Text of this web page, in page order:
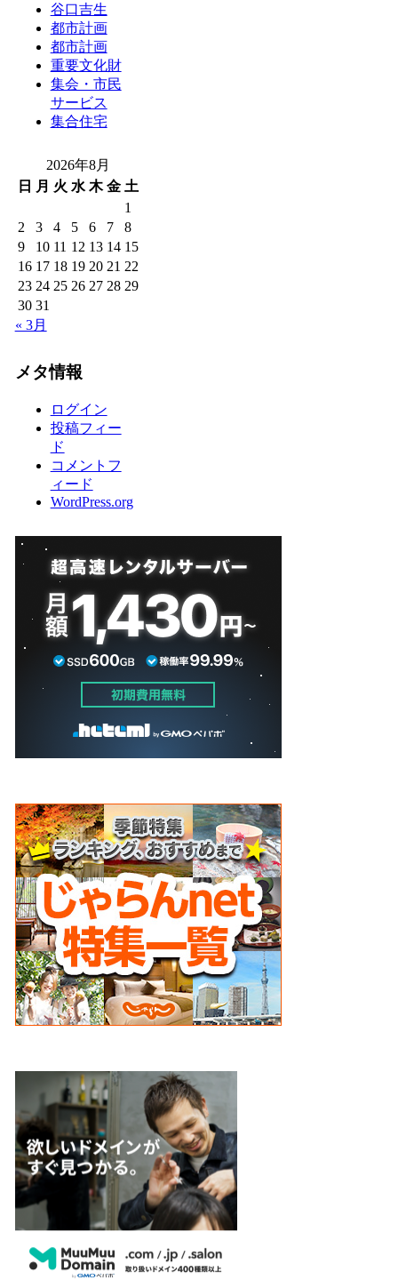
谷口吉生
都市計画
都市計画
重要文化財
集会・市民
サービス
集合住宅
2026年8月
日 月 火 水 木 金 土
1
2
3 4 5 6 7
8
9
10 11 12 13 14 15
16 17 18 19 20 21 22
23 24 25 26 27 28 29
30 31
« 3月
メタ情報
ログイン
投稿フィー
ド
コメントフ
ィード
WordPress.org